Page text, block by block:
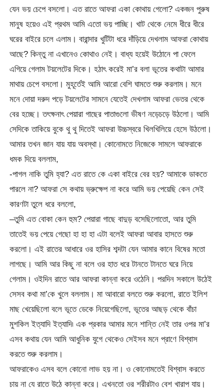
যেন ভয় চেপে বসলো। এত রাতে আফরা একা কোথায় গেলো? একজন পুরুষ
মানুষ হয়েও এই প্রথম আমি এতো ভয় পাচ্ছি। খাট থেকে নেমে ধীরে ধীরে
ঘরের বাইরে চলে এলাম। বারান্দার খুটিটা ধরে দাঁড়িয়ে দেখলাম আফরা কোথায়
আছে? কিন্তু না এখানেও কোথাও নেই। বাধ্য হয়েই উঠোনে পা ফেলে
এগিয়ে গেলাম টয়লেটের দিকে। হঠাৎ করেই মা’র বলা ভূতের কথাটা আমার
মাথায় চেপে বসলো। মুহূর্তেই আমি আরো বেশি ঘামতে শুরু করলাম। মনে
মনে দোয়া দরুদ পড়ে টয়লেটের সামনে যেতেই দেখলাম আফরা ভেতর থেকে
বের হচ্ছে। তৎক্ষনাৎ পেয়ারা গাছের পাতাগুলো ভীষণ নড়েচড়ে উঠলো। আমি
সেদিকে তাকিয়ে বুকে থু থু দিতেই আফরা উচ্চস্বরে খিলখিলিয়ে হেসে উঠলো।
আমার তখন জান যায় যায় অবস্থা। কোনোমতে নিজেকে সামলে আফরাকে
ধমক দিয়ে বললাম,
-পাগল নাকি তুমি হ্যা? এত রাতে কে একা বাইরে বের হয়? আমাকে ডাকতে
পারলে না? আফরা সে কথায় ভ্রুক্ষেপ না করে আমি ভয় পেয়েছি কেন সেই
কারণটা তুলে ধরে বললো,
–তুমি এত বোকা কেন হুম? পেয়ারা গাছে বাদুড় বসেছিলোতো, আর তুমি
তাতেই ভয় পেয়ে গেছো হা হা হা এটা বলেই আফরা আবার হাসতে শুরু
করলো। এই রাতের আধারে ওর হাসির শব্দটা যেন আমার কানে বিষের মতো
লাগছে। আমি আর কিছু না বলে ওর হাত ধরে টানতে টানতে ঘরে নিয়ে
গেলাম। ওইদিন রাতে আর আফরা কান্না করে ওঠেনি। পরদিন সকালে উঠেই
সেসব কথা মা’কে খুলে বললাম। মা আবারো বলতে শুরু করলো, রাতে ইলিশ
মাছ খেয়েছিলো বলে ভূতে ডেকে নিয়েগেছিলো, ভূতের আছড় থেকে বাঁচা
মুশকিল ইত্যাদি ইত্যাদি৷ এক প্রকার আমার মনে শান্তি নেই তার ওপর মা’র
এসব কথায় যেন আমি আধুনিক যুগে থেকেও সেইসব মনে প্রাণে বিশ্বাস
করতে শুরু করলাম।
আফরাকেও এসব বলে কোনো লাভ হয় না। ও কোনোমতেই বিশ্বাস করতে
চায় না যে রাতে উঠে কান্না করে। এখনতো ওর শরীরটাও বেশ খারাপ যায়।